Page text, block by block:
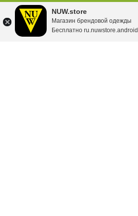
NUW.store
Магазин брендовой одежды
Бесплатно ru.nuwstore.android